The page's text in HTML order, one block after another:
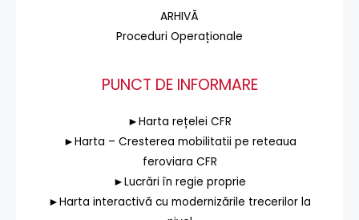
ARHIVĂ
Proceduri Operaționale
PUNCT DE INFORMARE
►Harta rețelei CFR
►Harta – Cresterea mobilitatii pe reteaua
feroviara CFR
►Lucrări în regie proprie
►Harta interactivă cu modernizările trecerilor la